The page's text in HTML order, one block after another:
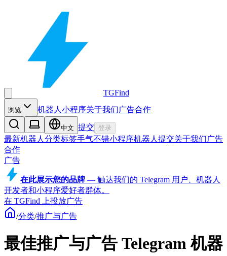
TGFind
浏览 机器人 小程序关于我们广告合作
中文 提交 登录
最新机器人 分类标签手气不错小程序机器人 提交关于我们广告
合作
广告
在此展示您的品牌 — 触达我们的 Telegram 用户、机器人
开发者和小程序爱好者群体。
在 TGFind 上投放广告
/分类/推广与广告
最佳推广与广告 Telegram 机器